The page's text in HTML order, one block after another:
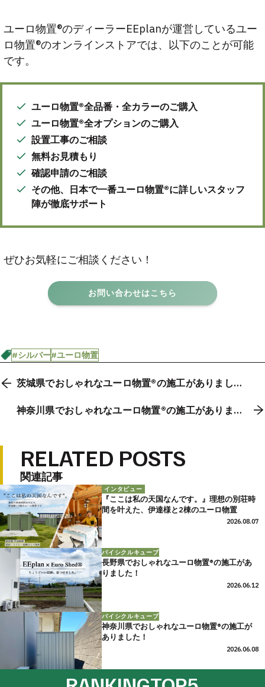
ユーロ物置®のディーラーEEplanが運営しているユー
ロ物置®のオンラインストアでは、以下のことが可能
です。
ユーロ物置®全品番・全カラーのご購入
ユーロ物置®全オプションのご購入
設置工事のご相談
無料お見積もり
確認申請のご相談
その他、日本で一番ユーロ物置®に詳しいスタッフ
陣が徹底サポート
ぜひお気軽にご相談ください！
お問い合わせはこちら
#シルバー#ユーロ物置
茨城県でおしゃれなユーロ物置®の施工がありまし
神奈川県でおしゃれなユーロ物置®の施工がありまし
RELATED POSTS
関連記事
インタビュー
『ここは私の天国なんです。』理想の別荘時
間を叶えた、伊達様と2棟のユーロ物置
2026.08.07
バイシクルキューブ
長野県でおしゃれなユーロ物置®の施工があ
りました！
2026.06.12
バイシクルキューブ
神奈川県でおしゃれなユーロ物置®の施工が
ありました！
2026.06.08